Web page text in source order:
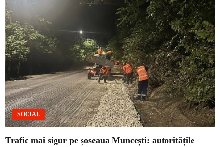
SOCIAL
Trafic mai sigur pe șoseaua Muncești: autoritățile